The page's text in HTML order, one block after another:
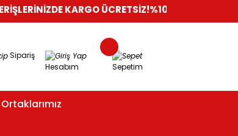
KARGO ÜCRETSİZ!%100 GÜVENLİ ALIŞVERİŞ
Sipariş
Hesabım Sepetim